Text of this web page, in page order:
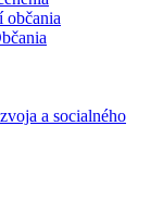
občania
a socialného